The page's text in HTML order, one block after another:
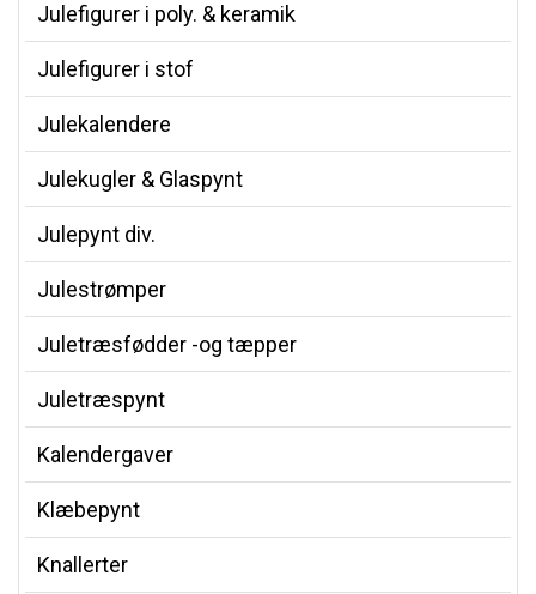
Julefigurer i poly. & keramik
Julefigurer i stof
Julekalendere
Julekugler & Glaspynt
Julepynt div.
Julestrømper
Juletræsfødder -og tæpper
Juletræspynt
Kalendergaver
Klæbepynt
Knallerter